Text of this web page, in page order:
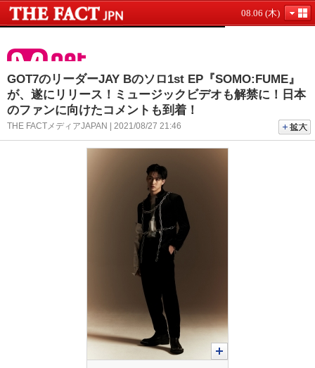
08.06 (木)
GOT7のリーダーJAY Bのソロ1st EP『SOMO:FUME』
が、遂にリリース！ミュージックビデオも解禁に！日本
のファンに向けたコメントも到着！
THE FACTメディアJAPAN | 2021/08/27 21:46